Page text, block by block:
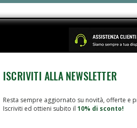
ISCRIVITI ALLA NEWSLETTER
Resta sempre aggiornato su novità, offerte e
Iscriviti ed ottieni subito il 10% di sconto!